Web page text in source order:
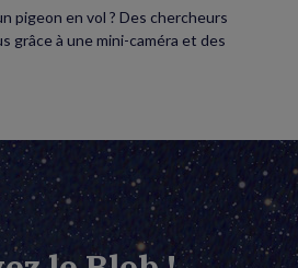
pigeon en vol ? Des chercheurs
grâce à une mini-caméra et des